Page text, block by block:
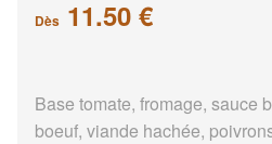
Dès 11.50 €
Base tomate, fromage, sauce
boeuf, viande hachée,